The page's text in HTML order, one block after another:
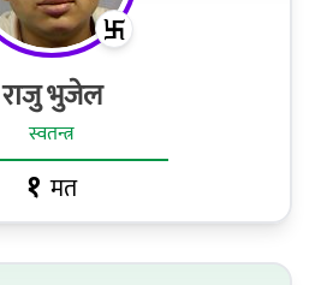
राजु भुजेल
स्वतन्त्र
१ मत